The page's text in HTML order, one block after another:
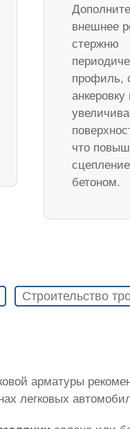
внешнее
стержню
профиль,
что
бетоном.
Строительство
арматуры
легковых